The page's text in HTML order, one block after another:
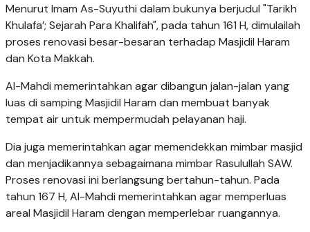
Menurut Imam As-Suyuthi dalam bukunya berjudul "Tarikh
Khulafa’; Sejarah Para Khalifah", pada tahun 161 H, dimulailah
proses renovasi besar-besaran terhadap Masjidil Haram
dan Kota Makkah.
Al-Mahdi memerintahkan agar dibangun jalan-jalan yang
luas di samping Masjidil Haram dan membuat banyak
tempat air untuk mempermudah pelayanan haji.
Dia juga memerintahkan agar memendekkan mimbar masjid
dan menjadikannya sebagaimana mimbar Rasulullah SAW.
Proses renovasi ini berlangsung bertahun-tahun. Pada
tahun 167 H, Al-Mahdi memerintahkan agar memperluas
areal Masjidil Haram dengan memperlebar ruangannya.